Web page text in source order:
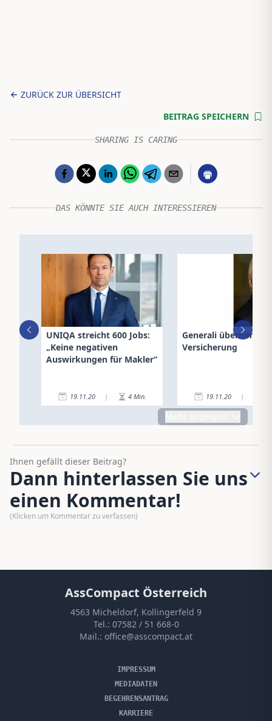
ZURÜCK ZUR ÜBERSICHT
BEITRAG SPEICHERN
SHARING IS CARING
DAS KÖNNTE SIE AUCH INTERESSIEREN
UNIQA streicht 600 Jobs:
„Keine negativen
Auswirkungen für Makler“
19.11.20 | 4 Min.
Generali übernimmt
Versicherung
19.11.20 |
Ihnen gefällt dieser Beitrag?
Dann hinterlassen Sie uns
einen Kommentar!
(Klicken um Kommentar zu verfassen)
AssCompact Österreich
4563 Micheldorf, Kollingerfeld 9
Tel.: 07582 / 51 668-0
Mail.: office@asscompact.at
IMPRESSUM
MEDIADATEN
BEGEHRENSANTRAG
KARRIERE